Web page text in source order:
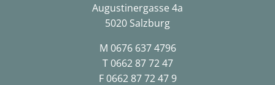
Augustinergasse 4a
5020 Salzburg
M 0676 637 4796
T0662 87 72 47
F 0662 87 72 47 9